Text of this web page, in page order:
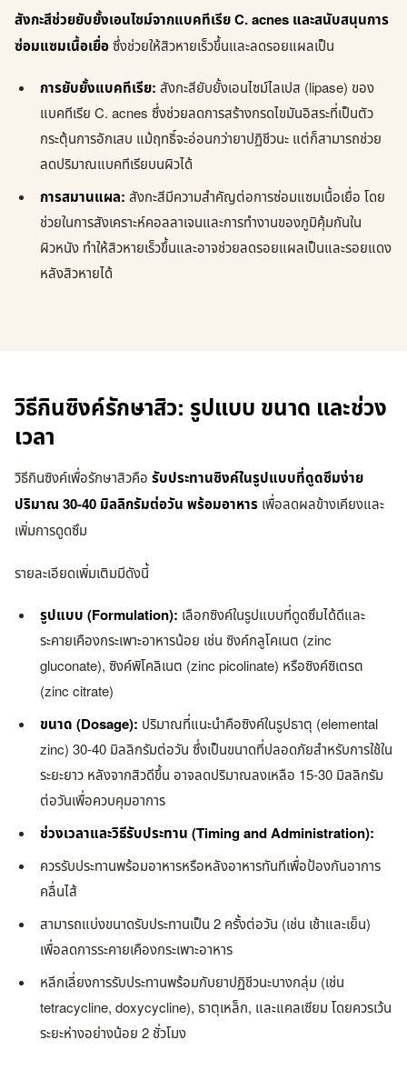
สังกะสีช่วยยับยั้งเอนไซม์จากแบคทีเรีย C. acnes และสนับสนุนการ
ซ่อมแซมเนื้อเยื่อซึ่งช่วยให้สิวหายเร็วขึ้นและลดรอยแผลเป็น
การยับยั้งแบคทีเรีย: สังกะสียับยั้งเอนไซม์ไลเปส (lipase) ของ
แบคทีเรีย C. acnes ซึ่งช่วยลดการสร้างกรดไขมันอิสระที่เป็นตัว
กระตุ้นการอักเสบ แม้ฤทธิ์จะอ่อนกว่ายาปฏิชีวนะ แต่ก็สามารถช่วย
ลดปริมาณแบคทีเรียบนผิวได้
การสมานแผล: สังกะสีมีความสำคัญต่อการซ่อมแซมเนื้อเยื่อ โดย
ช่วยในการสังเคราะห์คอลลาเจนและการทำงานของภูมิคุ้มกันใน
ผิวหนัง ทำให้สิวหายเร็วขึ้นและอาจช่วยลดรอยแผลเป็นและรอยแดง
หลังสิวหายได้
วิธีกินซิงค์รักษาสิว: รูปแบบ ขนาด และช่วง
เวลา
วิธีกินซิงค์เพื่อรักษาสิวคือ รับประทานซิงค์ในรูปแบบที่ดูดซึมง่าย
ปริมาณ 30-40 มิลลิกรัมต่อวัน พร้อมอาหาร เพื่อลดผลข้างเคียงและ
เพิ่มการดูดซึม
รายละเอียดเพิ่มเติมมีดังนี้
รูปแบบ (Formulation): เลือกซิงค์ในรูปแบบที่ดูดซึมได้ดีและ
ระคายเคืองกระเพาะอาหารน้อย เช่น ซิงค์กลูโคเนต (zinc
gluconate), ซิงค์พิโคลิเนต (zinc picolinate) หรือซิงค์ซิเตรต
(zinc citrate)
ขนาด (Dosage): ปริมาณที่แนะนำคือซิงค์ในรูปธาตุ (elemental
zinc) 30-40 มิลลิกรัมต่อวัน ซึ่งเป็นขนาดที่ปลอดภัยสำหรับการใช้ใน
ระยะยาว หลังจากสิวดีขึ้น อาจลดปริมาณลงเหลือ 15-30 มิลลิกรัม
ต่อวันเพื่อควบคุมอาการ
ช่วงเวลาและวิธีรับประทาน (Timing and Administration):
ควรรับประทานพร้อมอาหารหรือหลังอาหารทันทีเพื่อป้องกันอาการ
คลื่นไส้
สามารถแบ่งขนาดรับประทานเป็น 2 ครั้งต่อวัน (เช่น เช้าและเย็น)
เพื่อลดการระคายเคืองกระเพาะอาหาร
หลีกเลี่ยงการรับประทานพร้อมกับยาปฏิชีวนะบางกลุ่ม (เช่น
tetracycline, doxycycline), ธาตุเหล็ก, และแคลเซียม โดยควรเว้น
ระยะห่างอย่างน้อย 2 ชั่วโมง